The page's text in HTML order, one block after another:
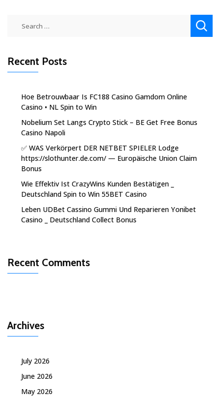
Recent Posts
Hoe Betrouwbaar Is FC188 Casino Gamdom Online
Casino • NL Spin to Win
Nobelium Set Langs Crypto Stick – BE Get Free Bonus
Casino Napoli
✅ WAS Verkörpert DER NETBET SPIELER Lodge
https://slothunter.de.com/ — Europäische Union Claim
Bonus
Wie Effektiv Ist CrazyWins Kunden Bestätigen _
Deutschland Spin to Win 55BET Casino
Leben UDBet Cassino Gummi Und Reparieren Yonibet
Casino _ Deutschland Collect Bonus
Recent Comments
Archives
July 2026
June 2026
May 2026